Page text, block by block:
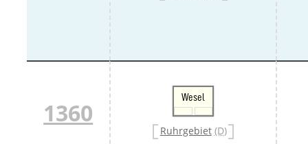
1360
Wesel
Ruhrgebiet (D)